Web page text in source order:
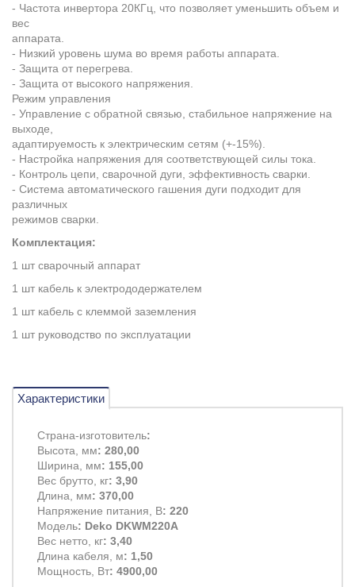
- Частота инвертора 20КГц, что позволяет уменьшить объем и
вес
аппарата.
- Низкий уровень шума во время работы аппарата.
- Защита от перегрева.
- Защита от высокого напряжения.
Режим управления
- Управление с обратной связью, стабильное напряжение на
выходе,
адаптируемость к электрическим сетям (+-15%).
- Настройка напряжения для соответствующей силы тока.
- Контроль цепи, сварочной дуги, эффективность сварки.
- Система автоматического гашения дуги подходит для
различных
режимов сварки.
Комплектация:
1 шт сварочный аппарат
1 шт кабель к электрододержателем
1 шт кабель с клеммой заземления
1 шт руководство по эксплуатации
Характеристики
Страна-изготовитель:
Высота, мм: 280,00
Ширина, мм: 155,00
Вес брутто, кг: 3,90
Длина, мм: 370,00
Напряжение питания, В: 220
Модель: Deko DKWM220A
Вес нетто, кг: 3,40
Длина кабеля, м: 1,50
Мощность, Вт: 4900,00